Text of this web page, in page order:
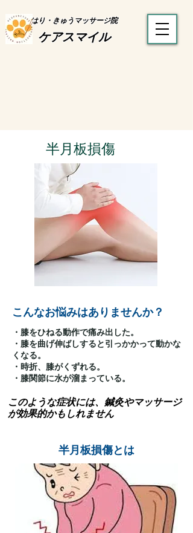
はり・きゅうマッサージ院
ケアスマイル
半月板損傷
こんなお悩みはありませんか？
・膝をひねる動作で痛み出した。
・膝を曲げ伸ばしすると引っかかって動かな
くなる。
・時折、膝がくずれる。
・ 膝関節に水が溜まっている。
このような症状には、鍼灸やマッサージ
が効果的かもしれません
半月板損傷とは